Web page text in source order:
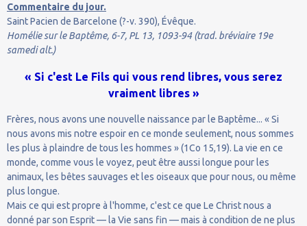
Commentaire du jour.
Saint Pacien de Barcelone (?-v. 390), Évêque.
Homélie sur le Baptême, 6-7, PL 13, 1093-94 (trad. bréviaire 19e
samedi alt.)
« Si c'est Le Fils qui vous rend libres, vous serez
vraiment libres »
Frères, nous avons une nouvelle naissance par le Baptême... « Si
nous avons mis notre espoir en ce monde seulement, nous sommes
les plus à plaindre de tous les hommes » (1Co 15,19). La vie en ce
monde, comme vous le voyez, peut être aussi longue pour les
animaux, les bêtes sauvages et les oiseaux que pour nous, ou même
plus longue.
Mais ce qui est propre à l'homme, c'est ce que Le Christ nous a
donné par son Esprit — la Vie sans fin — mais à condition de ne plus